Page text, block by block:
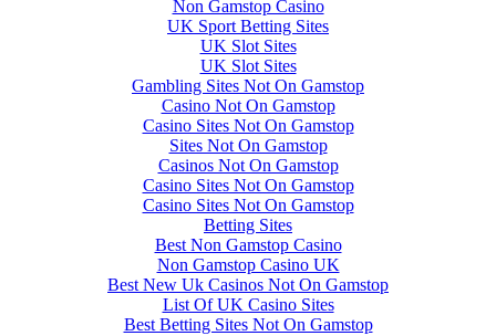
Non Gamstop Casino
UK Sport Betting Sites
UK Slot Sites
UK Slot Sites
Gambling Sites Not On Gamstop
Casino Not On Gamstop
Casino Sites Not On Gamstop
Sites Not On Gamstop
Casinos Not On Gamstop
Casino Sites Not On Gamstop
Casino Sites Not On Gamstop
Betting Sites
Best Non Gamstop Casino
Non Gamstop Casino UK
Best New Uk Casinos Not On Gamstop
List Of UK Casino Sites
Best Betting Sites Not On Gamstop